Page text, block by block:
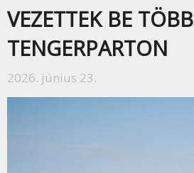
VEZETTEK BE
TENGERPARTON
2026. június 23.